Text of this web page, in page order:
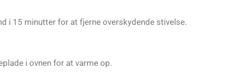
i 15 minutter for at fjerne overskydende stivelse.
i ovnen for at varme op.